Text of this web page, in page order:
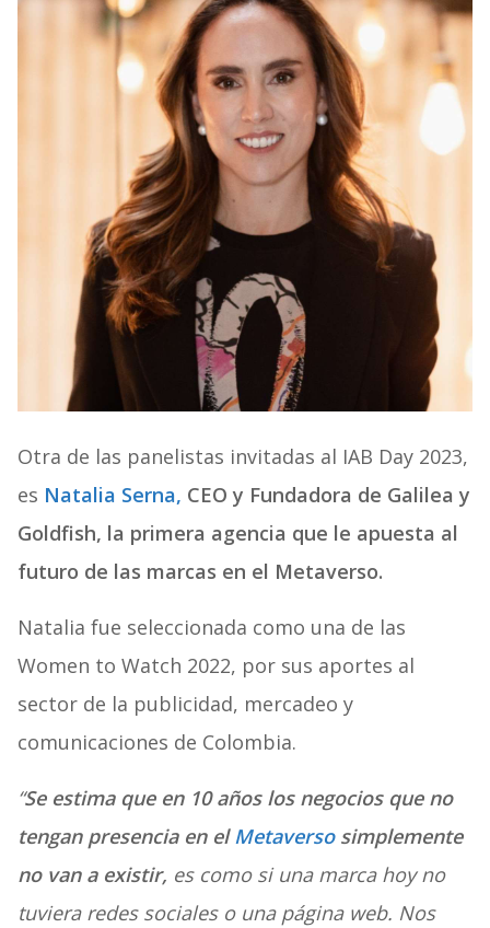
Otra de las panelistas invitadas al IAB Day 2023,
es Natalia Serna, CEO y Fundadora de Galilea y
Goldfish, la primera agencia que le apuesta al
futuro de las marcas en el Metaverso.
Natalia fue seleccionada como una de las
Women to Watch 2022, por sus aportes al
sector de la publicidad, mercadeo y
comunicaciones de Colombia.
“Se estima que en 10 años los negocios que no
tengan presencia en elMetaversosimplemente
no van a existir, es como si una marca hoy no
tuviera redes sociales o una página web. Nos